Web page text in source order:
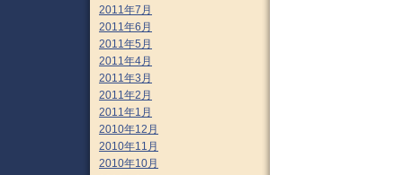
2011年7月
2011年6月
2011年5月
2011年4月
2011年3月
2011年2月
2011年1月
2010年12月
2010年11月
2010年10月